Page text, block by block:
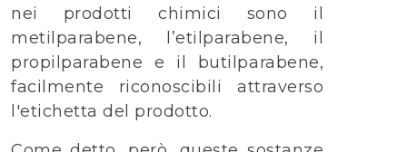
nei prodotti chimici sono il
metilparabene, l’etilparabene, il
propilparabene e il butilparabene,
facilmente riconoscibili attraverso
l'etichetta del prodotto.